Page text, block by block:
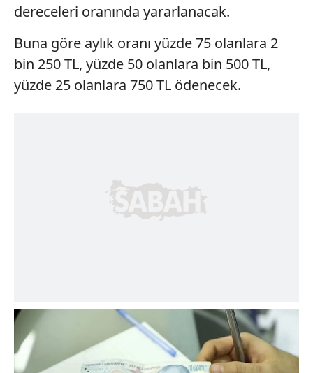
dereceleri oranında yararlanacak.
Buna göre aylık oranı yüzde 75 olanlara 2
bin 250 TL, yüzde 50 olanlara bin 500 TL,
yüzde 25 olanlara 750 TL ödenecek.